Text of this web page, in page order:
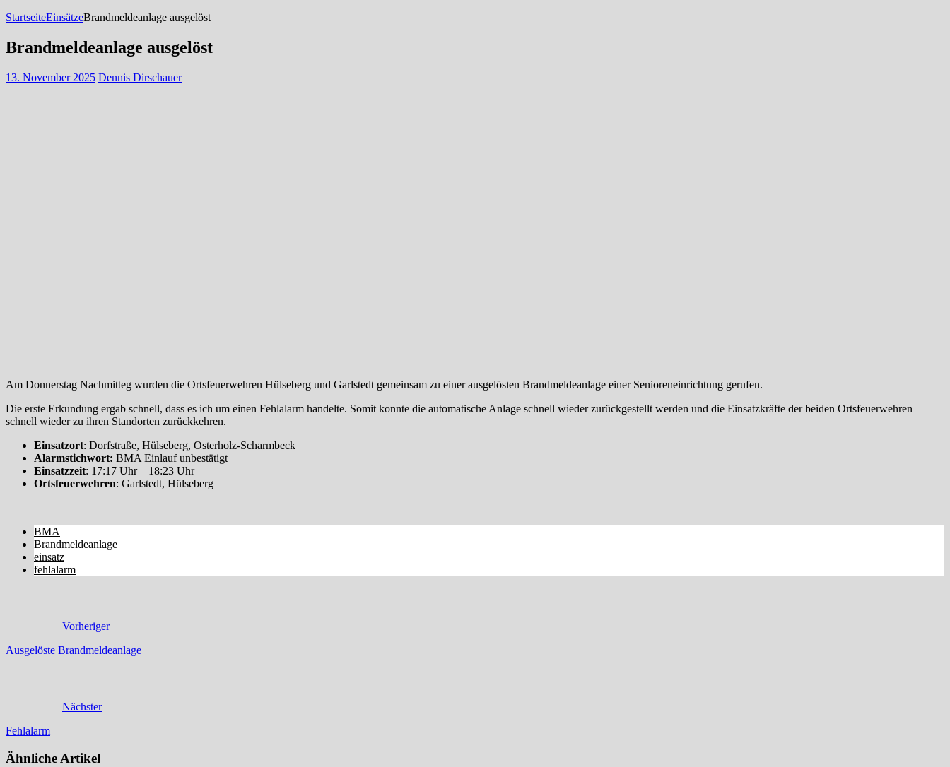
StartseiteEinsätzeBrandmeldeanlage ausgelöst
Brandmeldeanlage ausgelöst
13. November 2025 Dennis Dirschauer
Am Donnerstag Nachmitteg wurden die Ortsfeuerwehren Hülseberg und Garlstedt gemeinsam zu einer ausgelösten Brandmeldeanlage einer Senioreneinrichtung gerufen.
Die erste Erkundung ergab schnell, dass es ich um einen Fehlalarm handelte. Somit konnte die automatische Anlage schnell wieder zurückgestellt werden und die Einsatzkräfte der beiden Ortsfeuerwehren
schnell wieder zu ihren Standorten zurückkehren.
Einsatzort: Dorfstraße, Hülseberg, Osterholz-Scharmbeck
Alarmstichwort: BMA Einlauf unbestätigt
Einsatzzeit: 17:17 Uhr – 18:23 Uhr
Ortsfeuerwehren: Garlstedt, Hülseberg
BMA
Brandmeldeanlage
einsatz
fehlalarm
Vorheriger
Ausgelöste Brandmeldeanlage
Nächster
Fehlalarm
Ähnliche Artikel